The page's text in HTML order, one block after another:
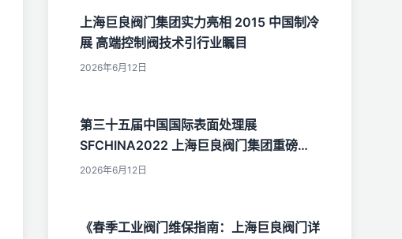
上海巨良阀门集团实力亮相 2015 中国制冷
展 高端控制阀技术引行业瞩目
2026年6月12日
第三十五届中国国际表面处理展
SFCHINA2022 上海巨良阀门集团重磅亮
相
2026年6月12日
《春季工业阀门维保指南：上海巨良阀门详